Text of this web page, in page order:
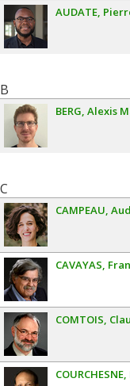
AUDATE
B
BERG Alexis
C
CAMPEAU
CAVAYAS
COMTOIS
COURCHESNE